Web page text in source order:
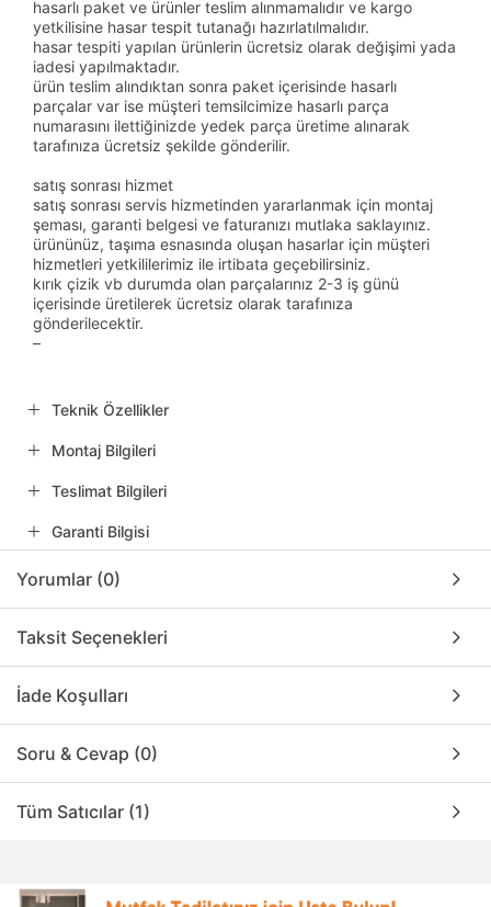
hasarlı paket ve ürünler teslim alınmamalıdır ve kargo
yetkilisine hasar tespit tutanağı hazırlatılmalıdır.
hasar tespiti yapılan ürünlerin ücretsiz olarak değişimi yada
iadesi yapılmaktadır.
ürün teslim alındıktan sonra paket içerisinde hasarlı
parçalar var ise müşteri temsilcimize hasarlı parça
numarasını ilettiğinizde yedek parça üretime alınarak
tarafınıza ücretsiz şekilde gönderilir.
satış sonrası hizmet
satış sonrası servis hizmetinden yararlanmak için montaj
şeması, garanti belgesi ve faturanızı mutlaka saklayınız.
ürününüz, taşıma esnasında oluşan hasarlar için müşteri
hizmetleri yetkililerimiz ile irtibata geçebilirsiniz.
kırık çizik vb durumda olan parçalarınız 2-3 iş günü
içerisinde üretilerek ücretsiz olarak tarafınıza
gönderilecektir.
–
Teknik Özellikler
Montaj Bilgileri
Teslimat Bilgileri
Garanti Bilgisi
Yorumlar (0)
Taksit Seçenekleri
İade Koşulları
Soru & Cevap (0)
Tüm Satıcılar (1)